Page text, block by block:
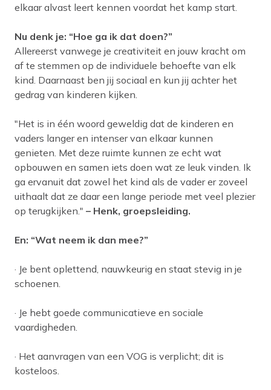
elkaar alvast leert kennen voordat het kamp start.
Nu denk je: “Hoe ga ik dat doen?”
Allereerst vanwege je creativiteit en jouw kracht om
af te stemmen op de individuele behoefte van elk
kind. Daarnaast ben jij sociaal en kun jij achter het
gedrag van kinderen kijken.
"Het is in één woord geweldig dat de kinderen en
vaders langer en intenser van elkaar kunnen
genieten. Met deze ruimte kunnen ze echt wat
opbouwen en samen iets doen wat ze leuk vinden. Ik
ga ervanuit dat zowel het kind als de vader er zoveel
uithaalt dat ze daar een lange periode met veel plezier
op terugkijken." – Henk, groepsleiding.
En: “Wat neem ik dan mee?”
· Je bent oplettend, nauwkeurig en staat stevig in je
schoenen.
· Je hebt goede communicatieve en sociale
vaardigheden.
· Het aanvragen van een VOG is verplicht; dit is
kosteloos.